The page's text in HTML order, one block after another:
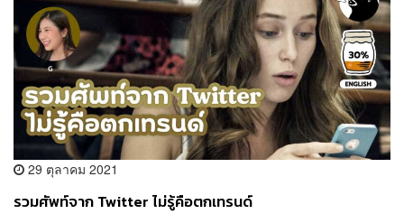
29 ตุลาคม 2021
รวมศัพท์จาก Twitter ไม่รู้คือตกเทรนด์